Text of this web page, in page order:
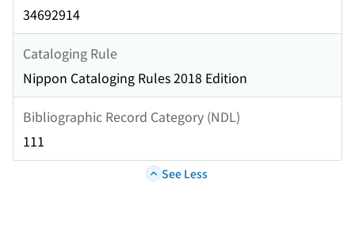
34692914
Cataloging Rule
Nippon Cataloging Rules 2018 Edition
Bibliographic Record Category (NDL)
111
See Less